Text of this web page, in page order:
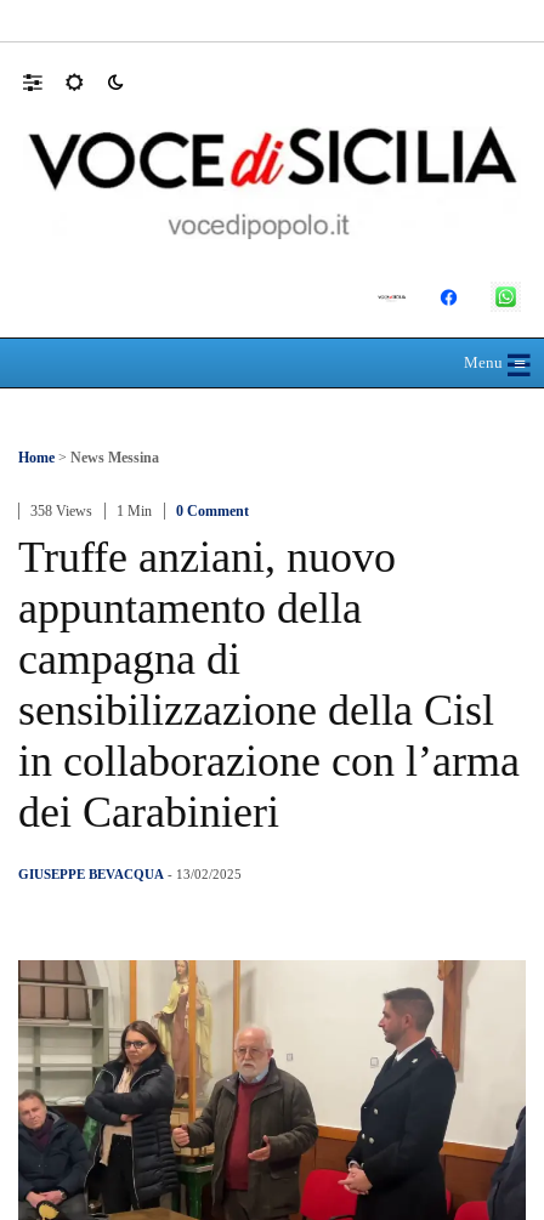
Menu≡
☰
Home > News Messina
358 Views 1 Min 0 Comment
Truffe anziani, nuovo
appuntamento della
campagna di
sensibilizzazione della Cisl
in collaborazione con l’arma
dei Carabinieri
GIUSEPPE BEVACQUA - 13/02/2025